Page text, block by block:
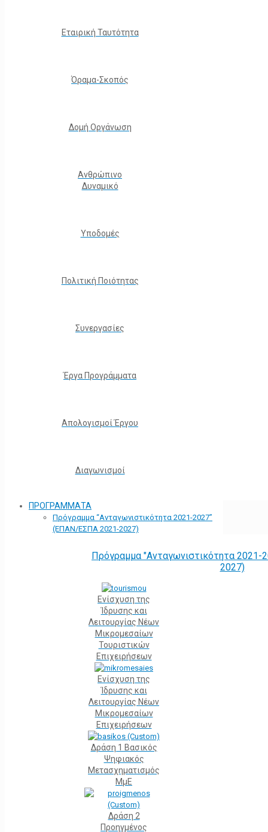
Εταιρική Ταυτότητα
Όραμα-Σκοπός
Δομή Οργάνωση
Ανθρώπινο
Δυναμικό
Υποδομές
Πολιτική Ποιότητας
Συνεργασίες
Έργα Προγράμματα
Απολογισμοί Έργου
Διαγωνισμοί
ΠΡΟΓΡΑΜΜΑΤΑ
Πρόγραμμα “Ανταγωνιστικότητα 2021-2027”
(ΕΠΑΝ/ΕΣΠΑ 2021-2027)
Πρόγραμμα "Ανταγωνιστικότητα
2027)
Ενίσχυση της
Ίδρυσης και
Λειτουργίας Νέων
Μικρομεσαίων
Τουριστικών
Επιχειρήσεων
Ενίσχυση της
Ίδρυσης και
Λειτουργίας Νέων
Μικρομεσαίων
Επιχειρήσεων
Δράση 1 Βασικός
Ψηφιακός
Μετασχηματισμός
ΜμΕ
Δράση 2
Προηγμένος